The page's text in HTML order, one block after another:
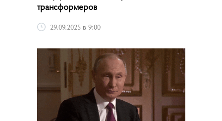
трансформеров
29.09.2025 в 9:00